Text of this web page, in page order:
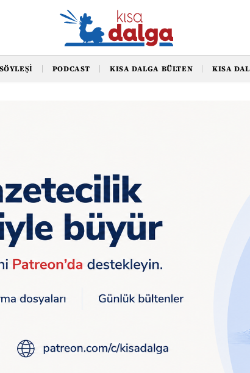
SÖYLEŞI PODCAST KISA DALGA BÜLTEN KISA